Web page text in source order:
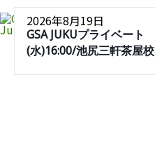
2026年8月19日
GSA JUKUプライベート
(水)16:00/池尻三軒茶屋校